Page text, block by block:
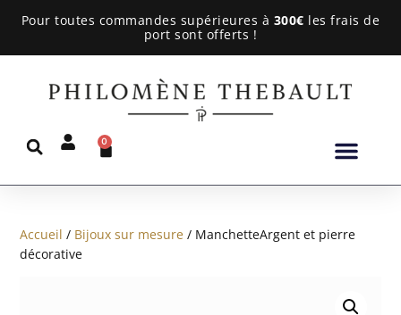
Pour toutes commandes supérieures à 300€ les frais de
port sont offerts !
0
Accueil / Bijoux sur mesure / ManchetteArgent et pierre
décorative